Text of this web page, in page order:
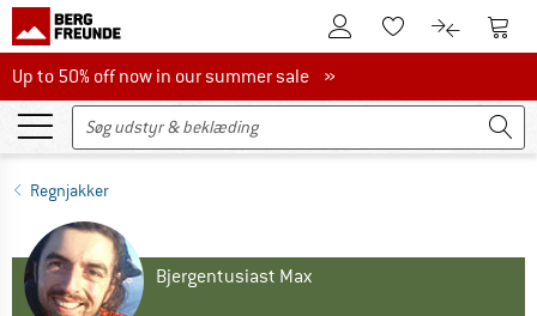
Til kundekontoenTil huskesedlen.
Til Til
Up to 50% off now in our summer sale
Up to 50% off now in our summer sale »
Regnjakker
Bjergentusiast Max